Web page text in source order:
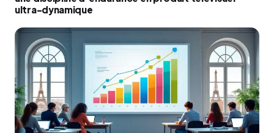
ultra-dynamique